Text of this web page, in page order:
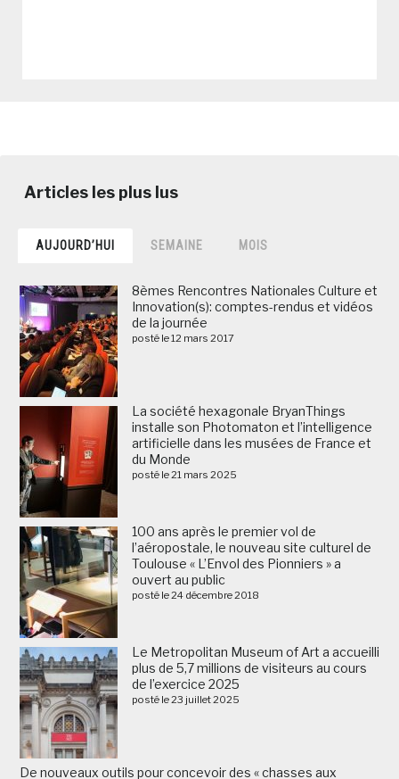
AUJOURD’HUI SEMAINE MOIS
8èmes Rencontres Nationales Culture et
Innovation(s): comptes-rendus et vidéos
de la journée
posté le 12 mars 2017
La société hexagonale BryanThings
installe son Photomaton et l’intelligence
artificielle dans les musées de France et
du Monde
posté le 21 mars 2025
100 ans après le premier vol de
l’aéropostale, le nouveau site culturel de
Toulouse « L’Envol des Pionniers » a
ouvert au public
posté le 24 décembre 2018
Le Metropolitan Museum of Art a accueilli
plus de 5,7 millions de visiteurs au cours
de l’exercice 2025
posté le 23 juillet 2025
De nouveaux outils pour concevoir des « chasses aux